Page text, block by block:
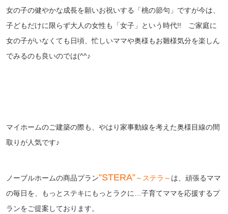
女の子の健やかな成長を願いお祝いする「桃の節句」ですが今は、
子どもだけに限らず大人の女性も「女子」という時代!!
ご家庭に
女の子がいなくても日頃、忙しいママや奥様もお雛様気分を楽しん
でみるのも良いのでは(^^♪
マイホームのご建築の際も、やはり家事動線を考えた奥様目線の間
取りが人気です♪
ノーブルホームの商品プラン”STERA”～ステラ～ は、頑張るママ
の毎日を、もっとステキにもっとラクに…子育てママを応援するプ
ランをご提案しております。